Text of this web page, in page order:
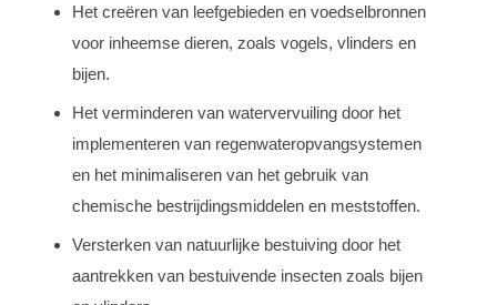
Het creëren van leefgebieden en voedselbronnen
voor inheemse dieren, zoals vogels, vlinders en
bijen.
Het verminderen van watervervuiling door het
implementeren van regenwateropvangsystemen
en het minimaliseren van het gebruik van
chemische bestrijdingsmiddelen en meststoffen.
Versterken van natuurlijke bestuiving door het
aantrekken van bestuivende insecten zoals bijen